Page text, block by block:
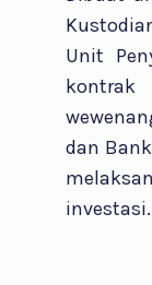
Unit
dan
investasi.